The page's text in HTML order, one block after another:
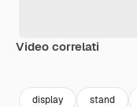
Video correlati
display stand